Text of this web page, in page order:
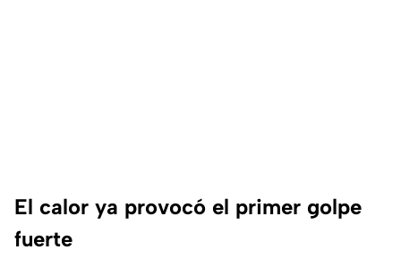
El calor ya provocó el primer golpe
fuerte